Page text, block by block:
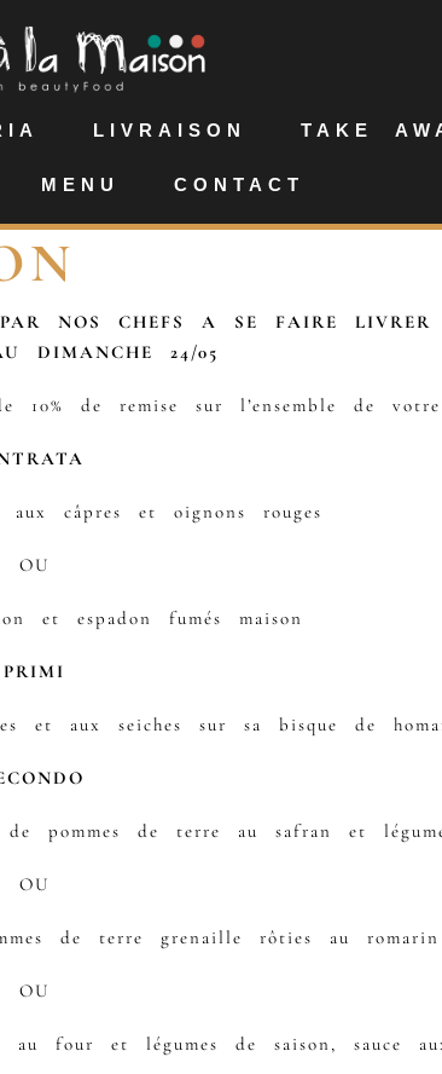
LIVRAISON TAKE
MENU CONTACT
PAR NOS CHEFS A SE FAIRE
DIMANCHE 24/05
10% de remise sur l’ensemble de
câpres et oignons rouges
OU
et espadon fumés maison
PRIMI
et aux seiches sur sa bisque de
pommes de terre au safran et
OU
de terre grenaille rôties au romarin
OU
four et légumes de saison, sauce